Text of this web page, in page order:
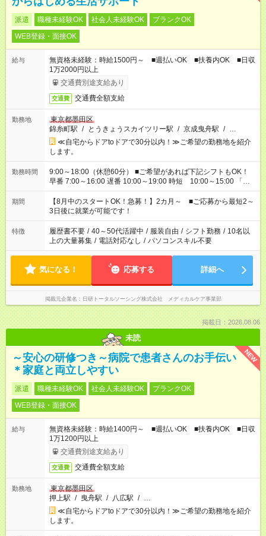
派遣 職種未経験OK 社会人未経験OK
ブランクOK
WEB登録・面接OK
給与
無資格未経験：時給1500円～ ■週払いOK ■扶養内OK ■日収
1万2000円以上
交通費別途支給あり
交通費 交通費全額支給
勤務地
東京都墨田区
錦糸町駅 / とうきょうスカイツリー駅 / 京成曳舟駅 / …
≪自宅からドアtoドアで30分以内！≫ご希望の勤務地を紹介
します。
勤務時間
9:00～18:00（休憩60分） ■ご希望があれば下記シフトもOK！
早番 7:00～16:00 遅番 10:00～19:00 時短 10:00～15:00 「家
族と休みを合わせたい」 「余裕を持って夕飯の準備がしたい」
「できれば残業はしたくない」 など、ご希望を教えてください
ね。 ※Wワーク希望の方へ 今ご覧のお仕事で希望する勤務時間
と、もう1つのお仕事の勤務時間。 合計で週40時間を超える場
合は応募できません。
期間
【8月中のスタートOK！急募！】2カ月～ ■ご応募から最短2～
3日後に就業が可能です！
特徴 履歴書不要 / 40～50代活躍中 / 服装自由 / シフト勤務 / 10名以
上の大量募集 / 電話対応なし / パソコンスキル不要
気になる！ 応募する 詳細へ
掲載元企業名 日研トータルソーシング株式会社 メディカルケア事業部
掲載日：2026.08.06
未読
NEW
～安心の研修つき～病院で患者さんのお手伝い
＊家庭と両立しやすい
派遣 職種未経験OK 社会人未経験OK
ブランクOK
WEB登録・面接OK
給与
無資格未経験：時給1400円～ ■週払いOK ■扶養内OK ■日収
1万1200円以上
交通費別途支給あり
交通費 交通費全額支給
勤務地
東京都墨田区
押上駅 / 曳舟駅 / 八広駅 / …
≪自宅からドアtoドアで30分以内！≫ご希望の勤務地を紹介
します。